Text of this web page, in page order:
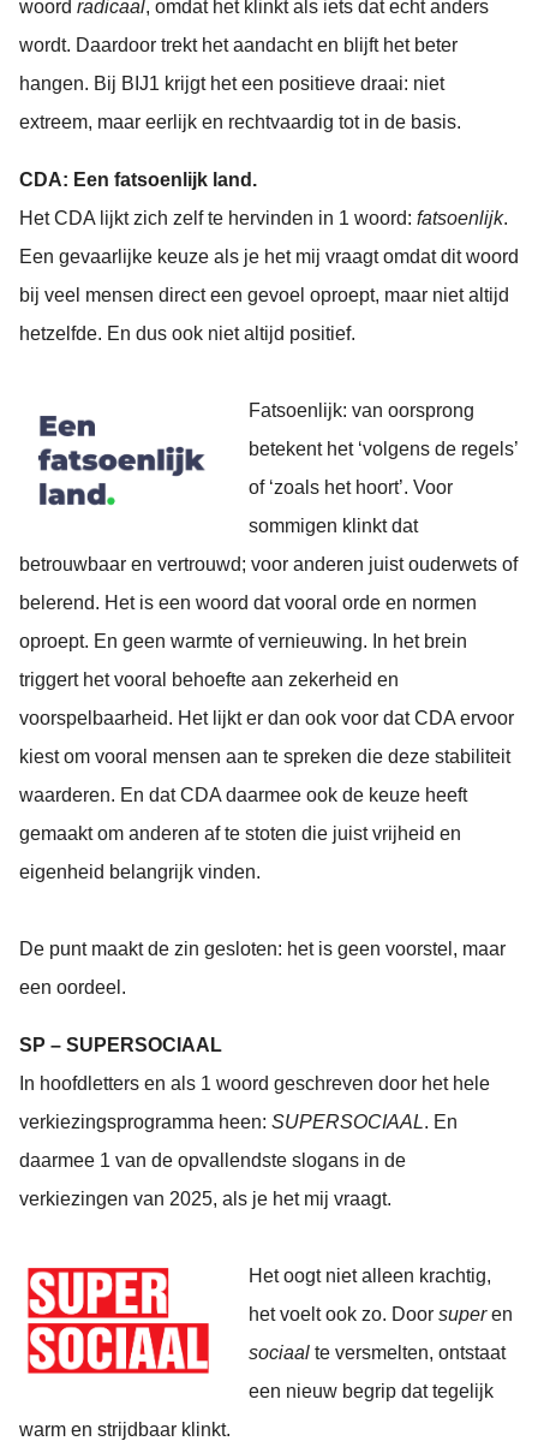
woord radicaal, omdat het klinkt als iets dat echt anders
wordt. Daardoor trekt het aandacht en blijft het beter
hangen. Bij BIJ1 krijgt het een positieve draai: niet
extreem, maar eerlijk en rechtvaardig tot in de basis.
CDA: Een fatsoenlijk land.
Het CDA lijkt zich zelf te hervinden in 1 woord: fatsoenlijk.
Een gevaarlijke keuze als je het mij vraagt omdat dit woord
bij veel mensen direct een gevoel oproept, maar niet altijd
hetzelfde. En dus ook niet altijd positief.
Fatsoenlijk: van oorsprong
betekent het ‘volgens de regels’
of ‘zoals het hoort’. Voor
sommigen klinkt dat
betrouwbaar en vertrouwd; voor anderen juist ouderwets of
belerend. Het is een woord dat vooral orde en normen
oproept. En geen warmte of vernieuwing. In het brein
triggert het vooral behoefte aan zekerheid en
voorspelbaarheid. Het lijkt er dan ook voor dat CDA ervoor
kiest om vooral mensen aan te spreken die deze stabiliteit
waarderen. En dat CDA daarmee ook de keuze heeft
gemaakt om anderen af te stoten die juist vrijheid en
eigenheid belangrijk vinden.
De punt maakt de zin gesloten: het is geen voorstel, maar
een oordeel.
SP – SUPERSOCIAAL
In hoofdletters en als 1 woord geschreven door het hele
verkiezingsprogramma heen: SUPERSOCIAAL. En
daarmee 1 van de opvallendste slogans in de
verkiezingen van 2025, als je het mij vraagt.
Het oogt niet alleen krachtig,
het voelt ook zo. Doorsuperen
sociaal te versmelten, ontstaat
een nieuw begrip dat tegelijk
warm en strijdbaar klinkt.